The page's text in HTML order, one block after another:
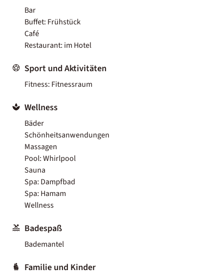
Bar
Buffet: Frühstück
Café
Restaurant: im Hotel
Sport und Aktivitäten
Fitness: Fitnessraum
Wellness
Bäder
Schönheitsanwendungen
Massagen
Pool: Whirlpool
Sauna
Spa: Dampfbad
Spa: Hamam
Wellness
Badespaß
Bademantel
Familie und Kinder